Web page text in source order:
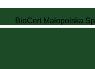
BioCert Małopolska